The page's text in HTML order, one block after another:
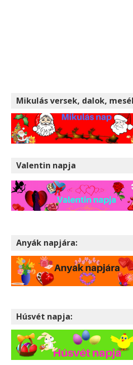
Mikulás versek, dalok,
Valentin napja
Anyák napjára:
Húsvét napja: